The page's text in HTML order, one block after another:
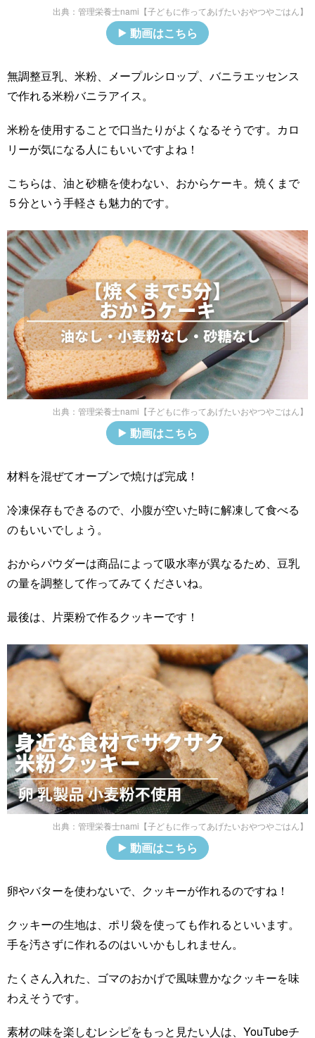
出典： 管理栄養士nami【子どもに作ってあげたいおやつやごはん】
動画はこちら
無調整豆乳、米粉、メープルシロップ、バニラエッセンス
で作れる米粉バニラアイス。
米粉を使用することで口当たりがよくなるそうです。カロ
リーが気になる人にもいいですよね！
こちらは、油と砂糖を使わない、おからケーキ。焼くまで
５分という手軽さも魅力的です。
出典： 管理栄養士nami【子どもに作ってあげたいおやつやごはん】
動画はこちら
材料を混ぜてオーブンで焼けば完成！
冷凍保存もできるので、小腹が空いた時に解凍して食べる
のもいいでしょう。
おからパウダーは商品によって吸水率が異なるため、豆乳
の量を調整して作ってみてくださいね。
最後は、片栗粉で作るクッキーです！
出典： 管理栄養士nami【子どもに作ってあげたいおやつやごはん】
動画はこちら
卵やバターを使わないで、クッキーが作れるのですね！
クッキーの生地は、ポリ袋を使っても作れるといいます。
手を汚さずに作れるのはいいかもしれません。
たくさん入れた、ゴマのおかげで風味豊かなクッキーを味
わえそうです。
素材の味を楽しむレシピをもっと見たい人は、YouTubeチ